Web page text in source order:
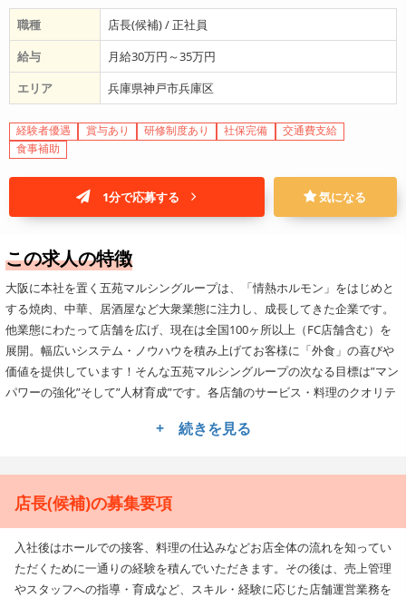
職種
店長(候補) / 正社員
給与
月給30万円～35万円
エリア
兵庫県神戸市兵庫区
経験者優遇 賞与あり 研修制度あり 社保完備
交通費支給
食事補助
1分で応募する 気になる
この求人の特徴
大阪に本社を置く五苑マルシングループは、「情熱ホルモン」をはじめと
する焼肉、中華、居酒屋など大衆業態に注力し、成長してきた企業です。
他業態にわたって店舗を広げ、現在は全国100ヶ所以上（FC店舗含む）を
展開。幅広いシステム・ノウハウを積み上げてお客様に「外食」の喜びや
価値を提供しています！そんな五苑マルシングループの次なる目標は”マン
パワーの強化”そして”人材育成”です。各店舗のサービス・料理のクオリテ
オペレーションの構築、企画販促、数値管理、店舗立ち上げなど多岐にわ
たる業務で活躍できるチャンスがありますので、まずは自らの得意分野を
どキャリアアップできる環境も整っていますよ！
★★様々な制度も多数♪長期的に勤務できる職場です！
+ 続きを見る
店長(候補)の募集要項
入社後はホールでの接客、料理の仕込みなどお店全体の流れを知ってい
ただくために一通りの経験を積んでいただきます。その後は、売上管理
やスタッフへの指導・育成など、スキル・経験に応じた店舗運営業務を